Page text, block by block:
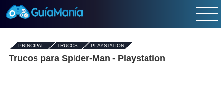
PRINCIPAL - TRUCOS- PLAYSTATION
Trucos para Spider-Man - Playstation